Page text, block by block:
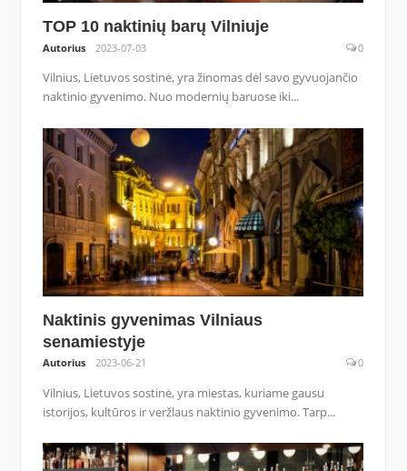
TOP 10 naktinių barų Vilniuje
Autorius 2023-07-03 0
Vilnius, Lietuvos sostinė, yra žinomas dėl savo gyvuojančio
naktinio gyvenimo. Nuo modernių baruose iki...
Naktinis gyvenimas Vilniaus
senamiestyje
Autorius 2023-06-21 0
Vilnius, Lietuvos sostinė, yra miestas, kuriame gausu
istorijos, kultūros ir veržlaus naktinio gyvenimo. Tarp...